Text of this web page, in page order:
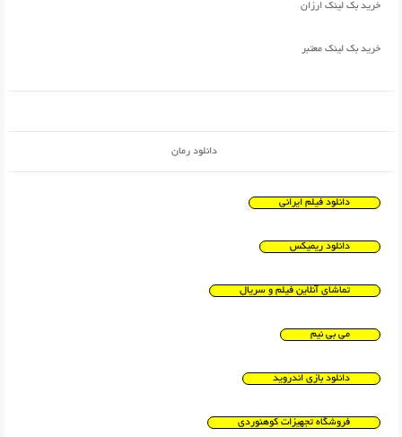
خرید بک لینک ارزان
خرید بک لینک معتبر
دانلود رمان
دانلود فیلم ایرانی
دانلود ریمیکس
تماشای آنلاین فیلم و سریال
می بی نیم
دانلود بازی اندروید
فروشگاه تجهیزات کوهنوردی